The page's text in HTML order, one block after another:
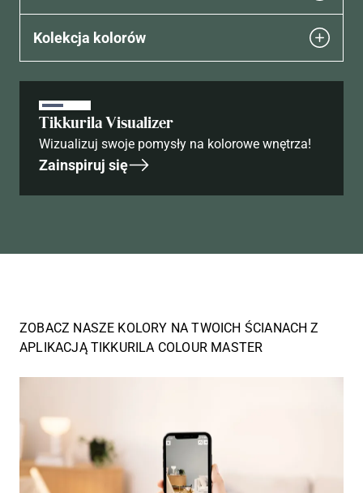
Kolekcja kolorów
Tikkurila Visualizer
Wizualizuj swoje pomysły na kolorowe wnętrza!
Zainspiruj się
ZOBACZ NASZE KOLORY NA TWOICH ŚCIANACH Z
APLIKACJĄ TIKKURILA COLOUR MASTER